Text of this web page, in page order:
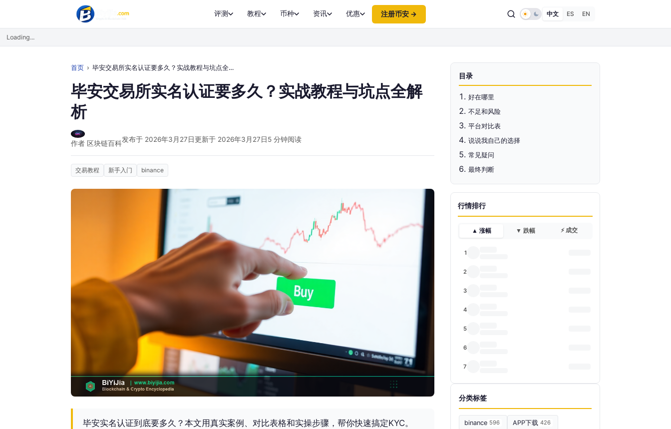
评测 教程 币种 资讯 优惠 注册币安 → 中文 ES EN
Loading...
首页 毕安交易所实名认证要多久？实战教程与坑点全解析
毕安交易所实名认证要多久？实战教程与坑点全解
析
作者 区块链百科发布于 2026年3月27日更新于 2026年3月27日5 分钟阅读
交易教程 新手入门 binance
毕安实名认证到底要多久？本文用真实案例、对比表格和实操步骤，帮你快速搞定KYC。
目录
好在哪里
不足和风险
平台对比表
说说我自己的选择
常见疑问
最终判断
行情排行
▲ 涨幅 ▼ 跌幅 ⚡ 成交
1
2
3
4
5
6
7
分类标签
binance 596 APP下载 426